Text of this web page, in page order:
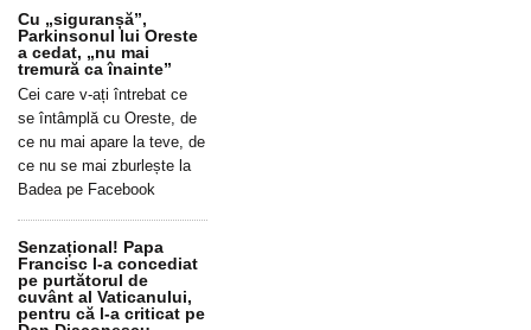
Cu „siguranșă”,
Parkinsonul lui Oreste
a cedat, „nu mai
tremură ca înainte”
Cei care v-ați întrebat ce
se întâmplă cu Oreste, de
ce nu mai apare la teve, de
ce nu se mai zburlește la
Badea pe Facebook
Senzațional! Papa
Francisc l-a concediat
pe purtătorul de
cuvânt al Vaticanului,
pentru că l-a criticat pe